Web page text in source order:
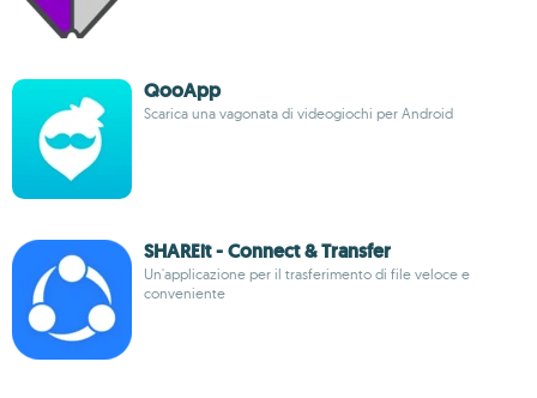
QooApp
Scarica una vagonata di videogiochi per Android
SHAREit - Connect & Transfer
Un'applicazione per il trasferimento di file veloce e
conveniente